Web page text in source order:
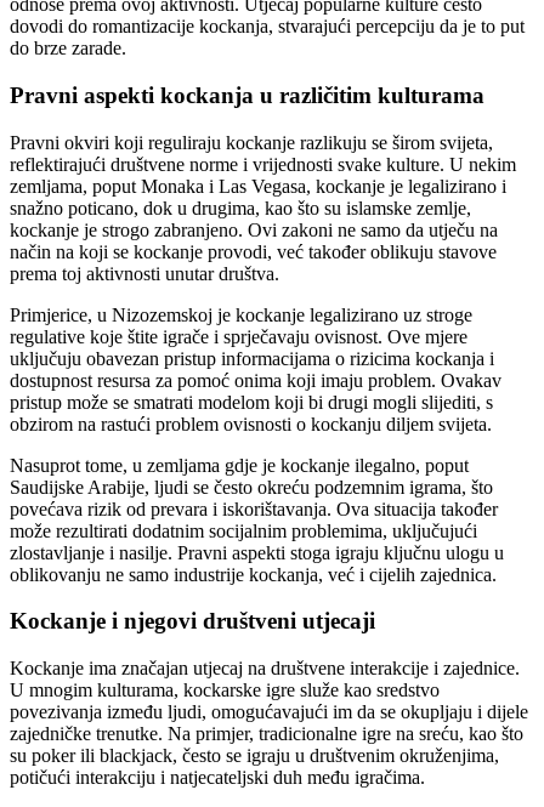
odnose prema ovoj aktivnosti. Utjecaj popularne kulture često
dovodi do romantizacije kockanja, stvarajući percepciju da je to put
do brze zarade.
Pravni aspekti kockanja u različitim kulturama
Pravni okviri koji reguliraju kockanje razlikuju se širom svijeta,
reflektirajući društvene norme i vrijednosti svake kulture. U nekim
zemljama, poput Monaka i Las Vegasa, kockanje je legalizirano i
snažno poticano, dok u drugima, kao što su islamske zemlje,
kockanje je strogo zabranjeno. Ovi zakoni ne samo da utječu na
način na koji se kockanje provodi, već također oblikuju stavove
prema toj aktivnosti unutar društva.
Primjerice, u Nizozemskoj je kockanje legalizirano uz stroge
regulative koje štite igrače i sprječavaju ovisnost. Ove mjere
uključuju obavezan pristup informacijama o rizicima kockanja i
dostupnost resursa za pomoć onima koji imaju problem. Ovakav
pristup može se smatrati modelom koji bi drugi mogli slijediti, s
obzirom na rastući problem ovisnosti o kockanju diljem svijeta.
Nasuprot tome, u zemljama gdje je kockanje ilegalno, poput
Saudijske Arabije, ljudi se često okreću podzemnim igrama, što
povećava rizik od prevara i iskorištavanja. Ova situacija također
može rezultirati dodatnim socijalnim problemima, uključujući
zlostavljanje i nasilje. Pravni aspekti stoga igraju ključnu ulogu u
oblikovanju ne samo industrije kockanja, već i cijelih zajednica.
Kockanje i njegovi društveni utjecaji
Kockanje ima značajan utjecaj na društvene interakcije i zajednice.
U mnogim kulturama, kockarske igre služe kao sredstvo
povezivanja između ljudi, omogućavajući im da se okupljaju i dijele
zajedničke trenutke. Na primjer, tradicionalne igre na sreću, kao što
su poker ili blackjack, često se igraju u društvenim okruženjima,
potičući interakciju i natjecateljski duh među igračima.